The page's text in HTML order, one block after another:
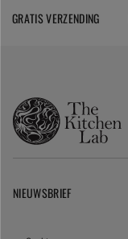
GRATIS VERZENDING
NIEUWSBRIEF